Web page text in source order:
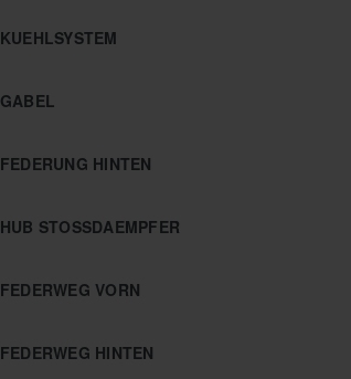
KUEHLSYSTEM
GABEL
FEDERUNG HINTEN
HUB STOSSDAEMPFER
FEDERWEG VORN
FEDERWEG HINTEN